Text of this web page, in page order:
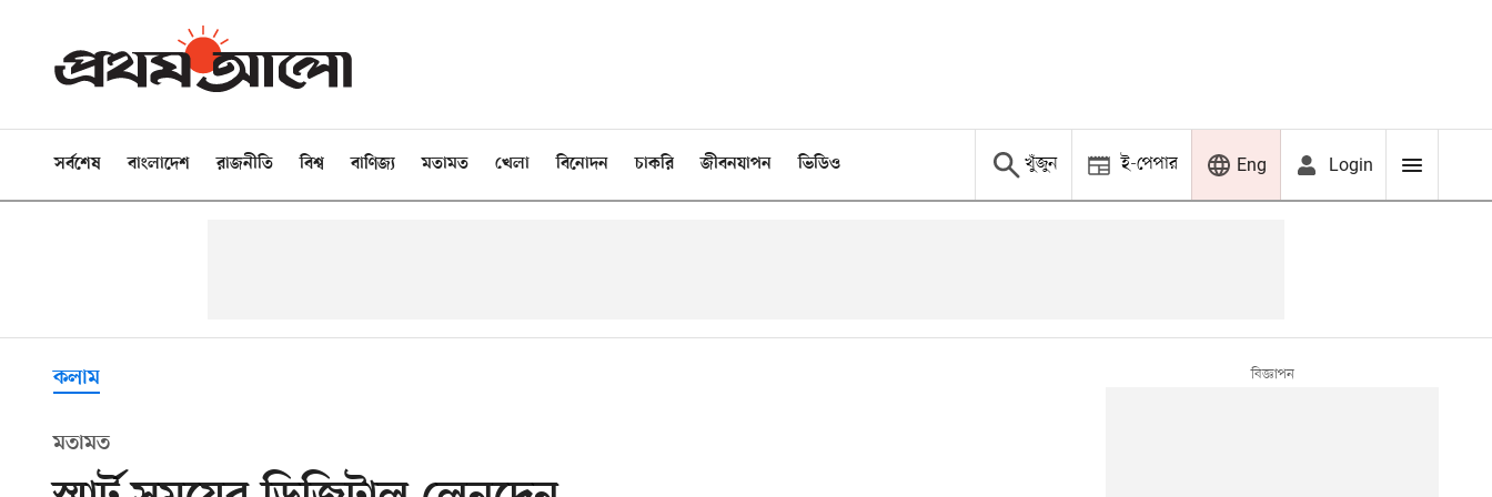
সর্বশেষ বাংলাদেশ রাজনীতি বিশ্ব বাণিজ্য মতামত খেলা বিনোদন চাকরি জীবনযাপন ভিডিও খুঁজুন ই-পেপার Eng Login
কলাম
মতামত